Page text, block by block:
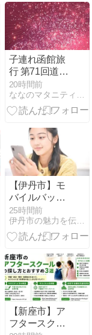
すすめアイテ
ムを厳選紹介
子連れ函館旅
行 第71回道新
花火大会 有料
の個人協賛席
を利用
20時間前
【伊丹市】モ
バイルバッテ
リーは普通ご
みに出せな
い、回収ボッ
に？
25時間前
【新座市】ア
フタースクー